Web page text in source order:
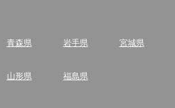
青森県 岩手県 宮城県
山形県 福島県